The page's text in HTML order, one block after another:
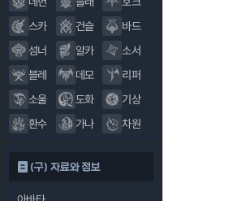
스카
건슬
바드
섬너
알카
소서
블레
데모
리퍼
소울
도화
기상
환수
가나 차원
(구) 자료와 정보